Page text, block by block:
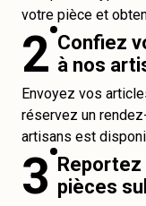
votre pièce et
2 Confiez
à nos
Envoyez vos
réservez un
artisans est
3 Reportez
pièces